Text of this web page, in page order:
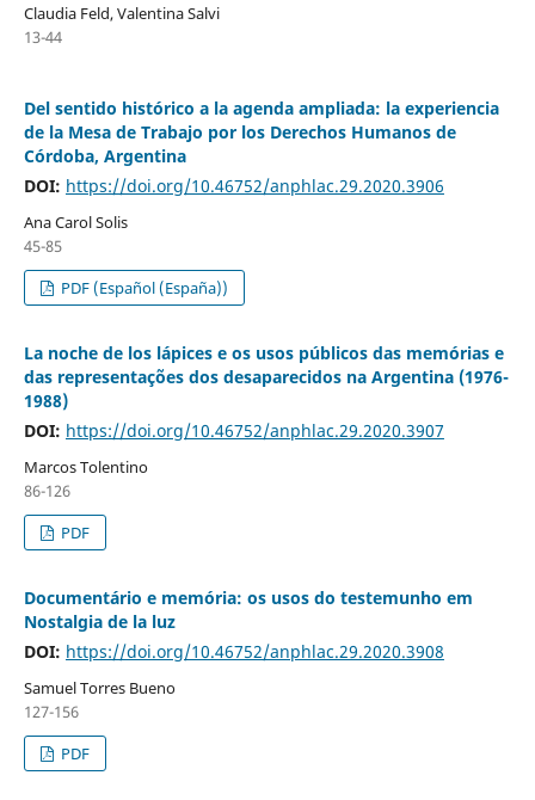
Claudia Feld, Valentina Salvi
13-44
Del sentido histórico a la agenda ampliada: la experiencia
de la Mesa de Trabajo por los Derechos Humanos de
Córdoba, Argentina
DOI: https://doi.org/10.46752/anphlac.29.2020.3906
Ana Carol Solis
45-85
PDF (Español (España))
La noche de los lápices e os usos públicos das memórias e
das representações dos desaparecidos na Argentina (1976-
1988)
DOI: https://doi.org/10.46752/anphlac.29.2020.3907
Marcos Tolentino
86-126
PDF
Documentário e memória: os usos do testemunho em
Nostalgia de la luz
DOI: https://doi.org/10.46752/anphlac.29.2020.3908
Samuel Torres Bueno
127-156
PDF